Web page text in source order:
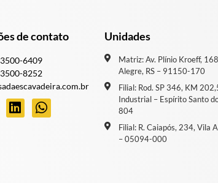
de contato
6409
8252
Unidades
Matriz: Av. Plínio Kroeff,
Alegre, RS – 91150-170
Filial: Rod. SP 346, KM
Industrial – Espírito Santo
804
Filial: R. Caiapós, 234, Vila
– 05094-000